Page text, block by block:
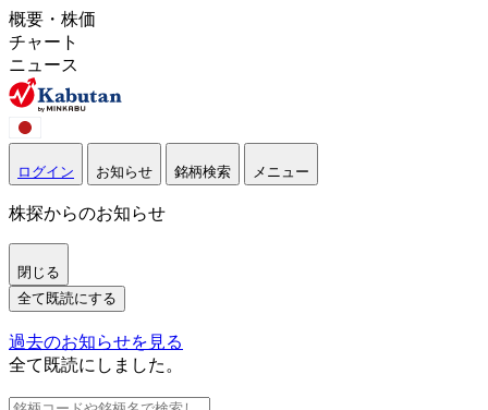
概要・株価
チャート
ニュース
ログイン お知らせ 銘柄検索 メニュー
株探からのお知らせ
閉じる
全て既読にする
過去のお知らせを見る
全て既読にしました。